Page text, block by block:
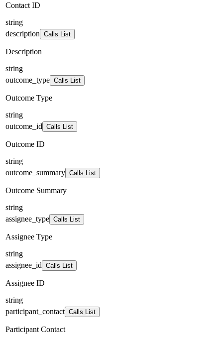
Contact ID
string
description Calls List
Description
string
outcome_type Calls List
Outcome Type
string
outcome_id Calls List
Outcome ID
string
outcome_summary Calls List
Outcome Summary
string
assignee_type Calls List
Assignee Type
string
assignee_id Calls List
Assignee ID
string
participant_contact Calls List
Participant Contact